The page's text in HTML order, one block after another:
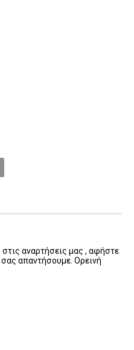
αναρτήσεις μας , αφήστε
σας απαντήσουμε. Ορεινή